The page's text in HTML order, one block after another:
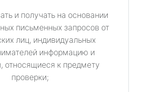
и получать на основании
письменных запросов от
лиц, индивидуальных
информацию и
относящиеся к предмету
проверки;